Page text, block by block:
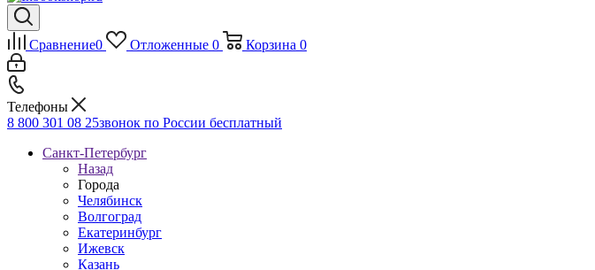
Сравнение0 Отложенные 0 Корзина 0
Телефоны
8 800 301 08 25звонок по России бесплатный
Санкт-Петербург
Назад
Города
Челябинск
Волгоград
Екатеринбург
Ижевск
Казань